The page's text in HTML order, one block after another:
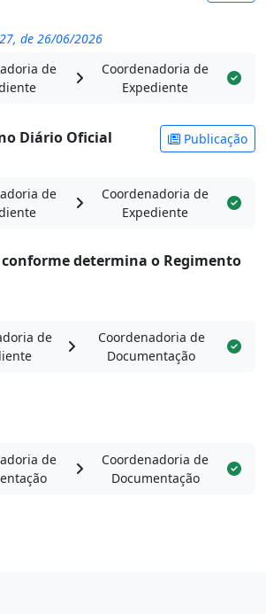
de 26/06/2026
de
Coordenadoria de
Expediente
Diário Oficial
Publicação
de
Coordenadoria de
Expediente
determina o Regimento
de
Coordenadoria de
Documentação
de
Coordenadoria de
Documentação